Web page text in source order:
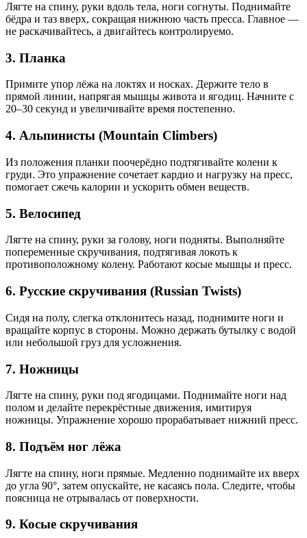
Лягте на спину, руки вдоль тела, ноги согнуты. Поднимайте
бёдра и таз вверх, сокращая нижнюю часть пресса. Главное —
не раскачивайтесь, а двигайтесь контролируемо.
3. Планка
Примите упор лёжа на локтях и носках. Держите тело в
прямой линии, напрягая мышцы живота и ягодиц. Начните с
20–30 секунд и увеличивайте время постепенно.
4. Альпинисты (Mountain Climbers)
Из положения планки поочерёдно подтягивайте колени к
груди. Это упражнение сочетает кардио и нагрузку на пресс,
помогает сжечь калории и ускорить обмен веществ.
5. Велосипед
Лягте на спину, руки за голову, ноги подняты. Выполняйте
попеременные скручивания, подтягивая локоть к
противоположному колену. Работают косые мышцы и пресс.
6. Русские скручивания (Russian Twists)
Сидя на полу, слегка отклонитесь назад, поднимите ноги и
вращайте корпус в стороны. Можно держать бутылку с водой
или небольшой груз для усложнения.
7. Ножницы
Лягте на спину, руки под ягодицами. Поднимайте ноги над
полом и делайте перекрёстные движения, имитируя
ножницы. Упражнение хорошо прорабатывает нижний пресс.
8. Подъём ног лёжа
Лягте на спину, ноги прямые. Медленно поднимайте их вверх
до угла 90°, затем опускайте, не касаясь пола. Следите, чтобы
поясница не отрывалась от поверхности.
9. Косые скручивания